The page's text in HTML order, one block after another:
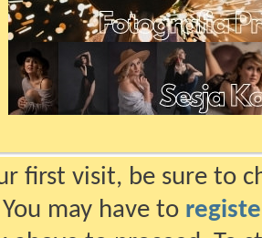
first visit, be sure to
may have to